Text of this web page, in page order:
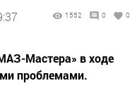
1552 0 0
Мастера» в ходе
проблемами.